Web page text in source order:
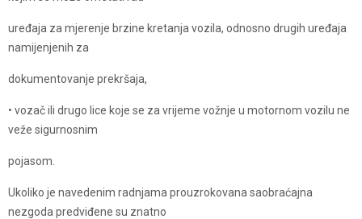
uređaja za mjerenje brzine kretanja vozila, odnosno drugih uređaja
namijenjenih za
dokumentovanje prekršaja,
• vozač ili drugo lice koje se za vrijeme vožnje u motornom vozilu ne
veže sigurnosnim
pojasom.
Ukoliko je navedenim radnjama prouzrokovana saobraćajna
nezgoda predviđene su znatno